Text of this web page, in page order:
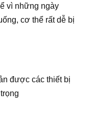
vì những ngày
cơ thể rất dễ bị
được các thiết bị